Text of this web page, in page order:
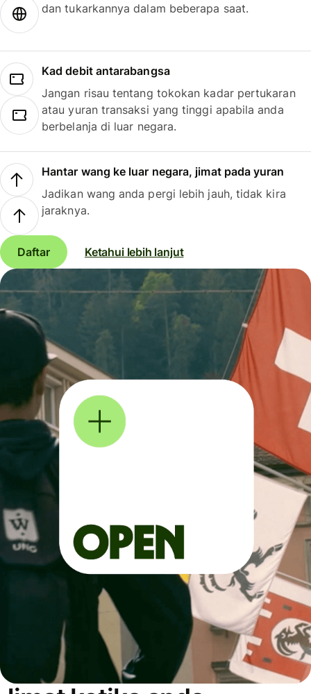
dan tukarkannya dalam beberapa saat.
Kad debit antarabangsa
Jangan risau tentang tokokan kadar pertukaran
atau yuran transaksi yang tinggi apabila anda
berbelanja di luar negara.
Hantar wang ke luar negara, jimat pada yuran
Jadikan wang anda pergi lebih jauh, tidak kira
jaraknya.
Daftar Ketahui lebih lanjut